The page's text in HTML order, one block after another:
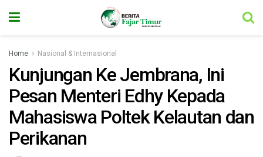
Home Nasional & Internasional
Kunjungan Ke Jembrana, Ini
Pesan Menteri Edhy Kepada
Mahasiswa Poltek Kelautan dan
Perikanan